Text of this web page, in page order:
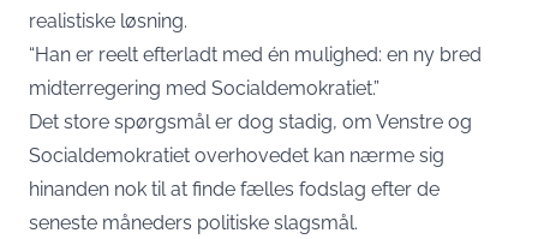
realistiske løsning.
“Han er reelt efterladt med én mulighed: en ny bred
midterregering med Socialdemokratiet.”
Det store spørgsmål er dog stadig, om Venstre og
Socialdemokratiet overhovedet kan nærme sig
hinanden nok til at finde fælles fodslag efter de
seneste måneders politiske slagsmål.